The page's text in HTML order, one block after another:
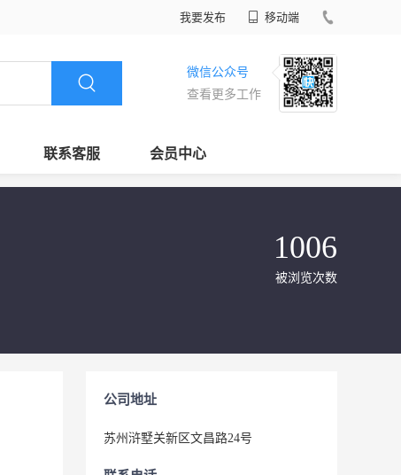
我要发布 移动端
微信公众号
查看更多工作
联系客服 会员中心
1006
被浏览次数
公司地址
苏州浒墅关新区文昌路24号